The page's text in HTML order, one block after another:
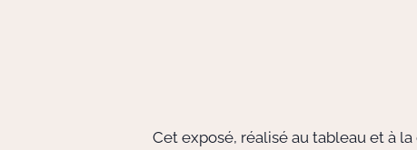
Cet exposé, réalisé au tableau et à